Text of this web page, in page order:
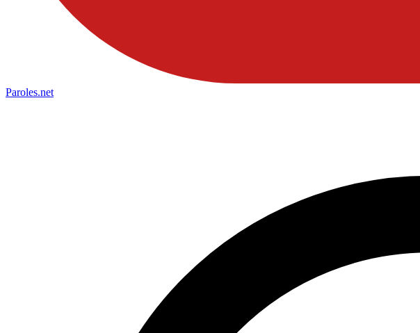
Paroles.net